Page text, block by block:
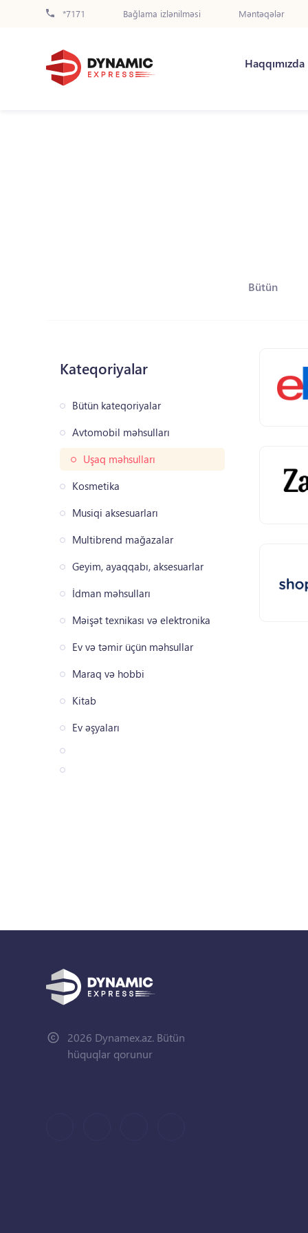
*7171 Bağlama izlənilməsi Məntəqələr
Haqqımızda
Bütün
Kateqoriyalar
Bütün kateqoriyalar
Avtomobil məhsulları
Uşaq məhsulları
Kosmetika
Musiqi aksesuarları
Multibrend mağazalar
Geyim, ayaqqabı, aksesuarlar
İdman məhsulları
Məişət texnikası və elektronika
Ev və təmir üçün məhsullar
Maraq və hobbi
Kitab
Ev əşyaları
2026 Dynamex.az. Bütün
hüquqlar qorunur